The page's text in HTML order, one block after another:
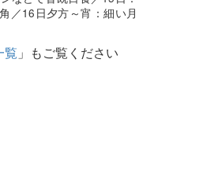
／16日夕方～宵：細い月
覧 」もご覧ください